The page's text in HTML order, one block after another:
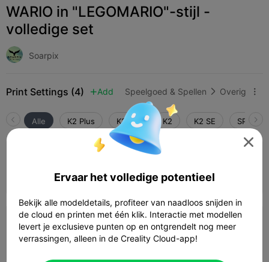
WARIO in "LEGOMARIO"-stijl -
volledige set
Soarpix
Print Settings (4)  Add Speelgoed & Spellen  Overig 
Alle K2 Plus K2 Pro K2 K2 SE SPARKX
Auteur  6 plates
0,2mm laag, 3 wanden, 15% vulling
 05h 36m  1 plates 


Ervaar het volledige potentieel
Bekijk alle modeldetails, profiteer van naadloos snijden in
de cloud en printen met één klik. Interactie met modellen
levert je exclusieve punten op en ontgrendelt nog meer
verrassingen, alleen in de Creality Cloud-app!